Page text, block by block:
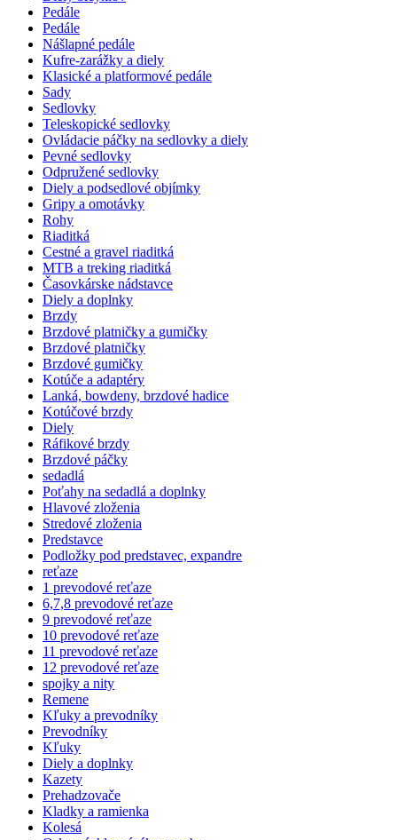
Pedále
Pedále
Nášlapné pedále
Kufre-zarážky a diely
Klasické a platformové pedále
Sady
Sedlovky
Teleskopické sedlovky
Ovládacie páčky na sedlovky a diely
Pevné sedlovky
Odpružené sedlovky
Diely a podsedlové objímky
Gripy a omotávky
Rohy
Riaditká
Cestné a gravel riaditká
MTB a treking riaditká
Časovkárske nádstavce
Diely a doplnky
Brzdy
Brzdové platničky a gumičky
Brzdové platničky
Brzdové gumičky
Kotúče a adaptéry
Lanká, bowdeny, brzdové hadice
Kotúčové brzdy
Diely
Ráfikové brzdy
Brzdové páčky
sedadlá
Poťahy na sedadlá a doplnky
Hlavové zloženia
Stredové zloženia
Predstavce
Podložky pod predstavec, expandre
reťaze
1 prevodové reťaze
6,7,8 prevodové reťaze
9 prevodové reťaze
10 prevodové reťaze
11 prevodové reťaze
12 prevodové reťaze
spojky a nity
Remene
Kľuky a prevodníky
Prevodníky
Kľuky
Diely a doplnky
Kazety
Prehadzovače
Kladky a ramienka
Kolesá